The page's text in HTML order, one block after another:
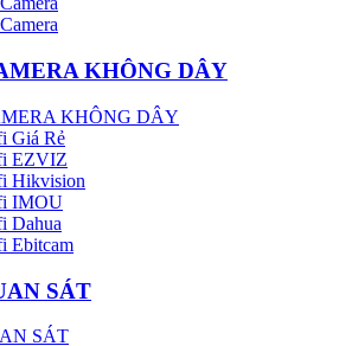
KHÔNG DÂY
Giá Rẻ
EZVIZ
Hikvision
IMOU
Dahua
Ebitcam
SÁT